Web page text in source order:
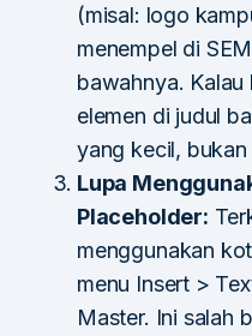
(misal: logo
menempel di
bawahnya. Kalau
elemen di judul
yang kecil,
Lupa
Placeholder:
menggunakan
menu Insert >
Master. Ini salah